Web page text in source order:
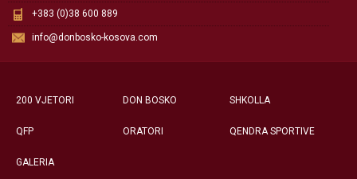
+383 (0)38 600 889
info@donbosko-kosova.com
200 VJETORI DON BOSKO SHKOLLA
QFP ORATORI QENDRA SPORTIVE
GALERIA